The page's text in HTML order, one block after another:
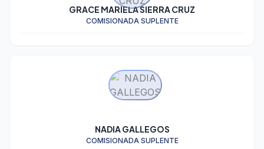
GRACE MARIELA SIERRA CRUZ
COMISIONADA SUPLENTE
NADIA GALLEGOS
COMISIONADA SUPLENTE